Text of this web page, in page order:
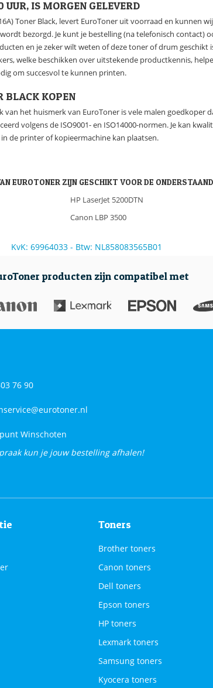
UUR, IS MORGEN GELEVERD
Toner Black, levert EuroToner uit voorraad en kunnen
bezorgd. Je kunt je bestelling (na telefonisch
en je zeker wilt weten of deze toner of drum
welke beschikken over uitstekende productkennis,
om succesvol te kunnen printen.
BLACK KOPEN
van het huismerk van EuroToner is vele malen
volgens de ISO9001- en ISO14000-normen. Je kan
de printer of kopieermachine kan plaatsen.
EUROTONER ZIJN GESCHIKT VOOR DE
HP LaserJet 5200DTN
Canon LBP 3500
KvK: 69964033 - Btw: NL858083565B01
producten zijn compatibel met
76 90
Winschoten
kun je jouw bestelling afhalen!
Toners
Brother toners
Canon toners
Dell toners
Epson toners
HP toners
Lexmark toners
Samsung toners
Kyocera toners